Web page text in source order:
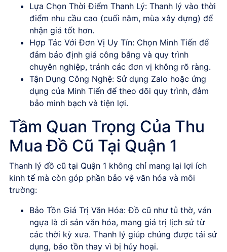
Lựa Chọn Thời Điểm Thanh Lý: Thanh lý vào thời
điểm nhu cầu cao (cuối năm, mùa xây dựng) để
nhận giá tốt hơn.
Hợp Tác Với Đơn Vị Uy Tín: Chọn Minh Tiến để
đảm bảo định giá công bằng và quy trình
chuyên nghiệp, tránh các đơn vị không rõ ràng.
Tận Dụng Công Nghệ: Sử dụng Zalo hoặc ứng
dụng của Minh Tiến để theo dõi quy trình, đảm
bảo minh bạch và tiện lợi.
Tầm Quan Trọng Của Thu
Mua Đồ Cũ Tại Quận 1
Thanh lý đồ cũ tại Quận 1 không chỉ mang lại lợi ích
kinh tế mà còn góp phần bảo vệ văn hóa và môi
trường:
Bảo Tồn Giá Trị Văn Hóa: Đồ cũ như tủ thờ, ván
ngựa là di sản văn hóa, mang giá trị lịch sử từ
các thời kỳ xưa. Thanh lý giúp chúng được tái sử
dụng, bảo tồn thay vì bị hủy hoại.